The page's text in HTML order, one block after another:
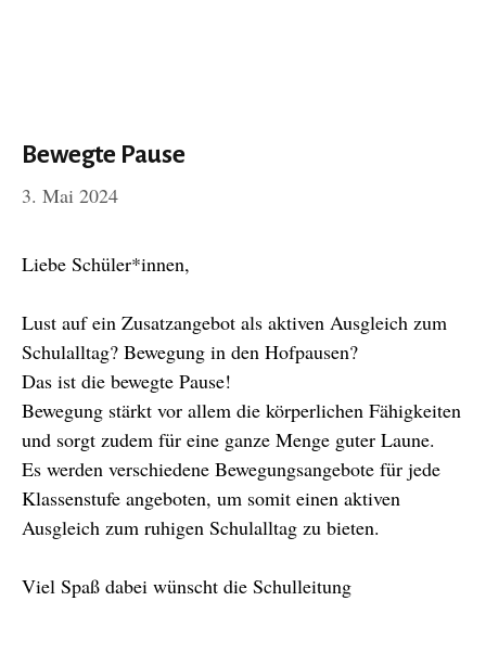
Bewegte Pause
3. Mai 2024
Liebe Schüler*innen,
Lust auf ein Zusatzangebot als aktiven Ausgleich zum
Schulalltag? Bewegung in den Hofpausen?
Das ist die bewegte Pause!
Bewegung stärkt vor allem die körperlichen Fähigkeiten
und sorgt zudem für eine ganze Menge guter Laune.
Es werden verschiedene Bewegungsangebote für jede
Klassenstufe angeboten, um somit einen aktiven
Ausgleich zum ruhigen Schulalltag zu bieten.
Viel Spaß dabei wünscht die Schulleitung